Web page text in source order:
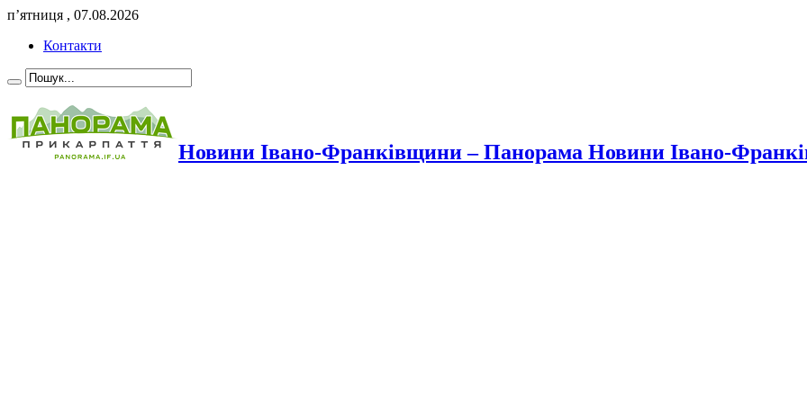
п’ятниця , 07.08.2026
Контакти
Новини Івано-Франківщини – Панорама Новини Івано-